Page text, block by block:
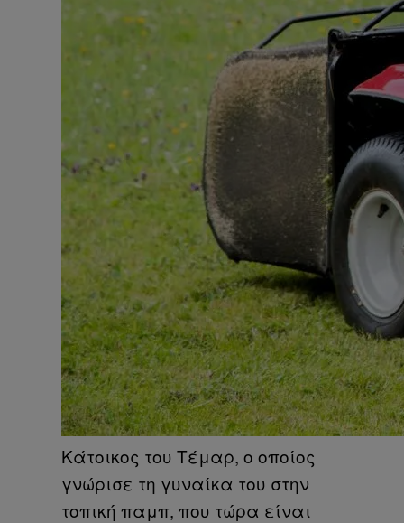
Κάτοικος του Τέμαρ, ο οποίος
γνώρισε τη γυναίκα του στην
τοπική παμπ, που τώρα είναι